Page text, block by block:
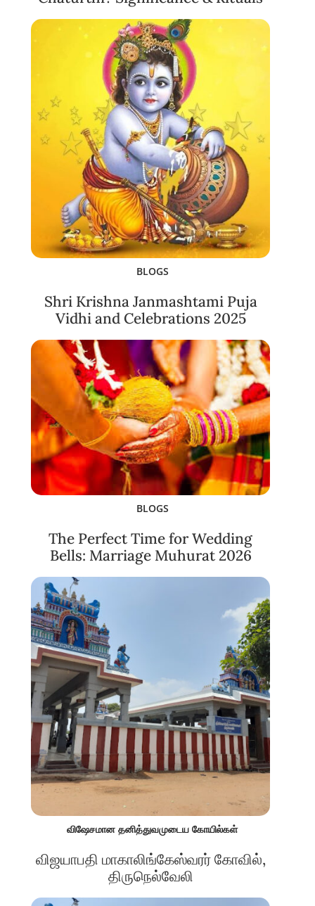
BLOGS
Shri Krishna Janmashtami Puja
Vidhi and Celebrations 2025
BLOGS
The Perfect Time for Wedding
Bells: Marriage Muhurat 2026
விஷேசமான தனித்துவமுடைய கோயில்கள்
விஜயாபதி மாகாலிங்கேஸ்வரர் கோவில்,
திருநெல்வேலி